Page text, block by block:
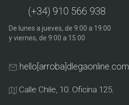
(+34) 910 566 938
De lunes a jueves, de 9:00 a 19:00
y viernes, de 9:00 a 15:00
hello[arroba]dlegaonline.com
Calle Chile, 10. Oficina 125.